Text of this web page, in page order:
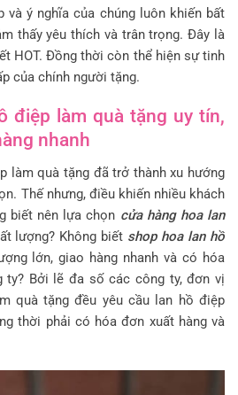
và ý nghĩa của chúng luôn khiến bất
thấy yêu thích và trân trọng. Đây là
HOT. Đồng thời còn thể hiện sự tinh
của chính người tặng.
điệp làm quà tặng uy tín,
nhanh
làm quà tặng đã trở thành xu hướng
Thế nhưng, điều khiến nhiều khách
biết nên lựa chọn cửa hàng hoa lan
lượng? Không biết shop hoa lan hồ
lớn, giao hàng nhanh và có hóa
ty? Bởi lẽ đa số các công ty, đơn vị
quà tặng đều yêu cầu lan hồ điệp
thời phải có hóa đơn xuất hàng và